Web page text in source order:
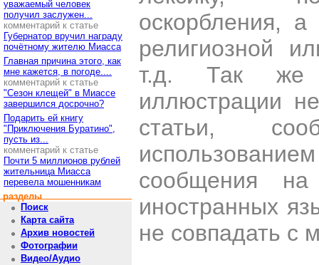
уважаемый человек
получил заслужен...
комментарий к статье
Губернатор вручил награду
почётному жителю Миасса
Главная причина этого, как
мне кажется, в погоде....
комментарий к статье
"Сезон клещей" в Миассе
завершился досрочно?
Подарить ей книгу
"Приключения Буратино",
пусть из...
комментарий к статье
Почти 5 миллионов рублей
жительница Миасса
перевела мошенникам
разделы
Поиск
Карта сайта
Архив новостей
Фотографии
Видео/Аудио
оскорбления,
религиозной
т.д. Так же
иллюстрации
статьи,
сообщения
иностранных
не совпадать с